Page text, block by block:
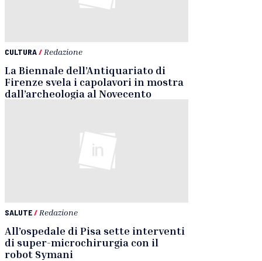
CULTURA/ Redazione
La Biennale dell’Antiquariato di
Firenze svela i capolavori in mostra
dall’archeologia al Novecento
SALUTE/ Redazione
All’ospedale di Pisa sette interventi
di super-microchirurgia con il
robot Symani